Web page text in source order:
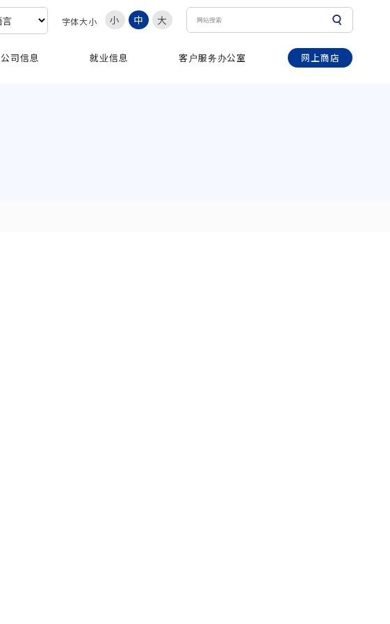
字体大小 小 中 大
公司信息 就业信息 客户服务办公室 网上商店